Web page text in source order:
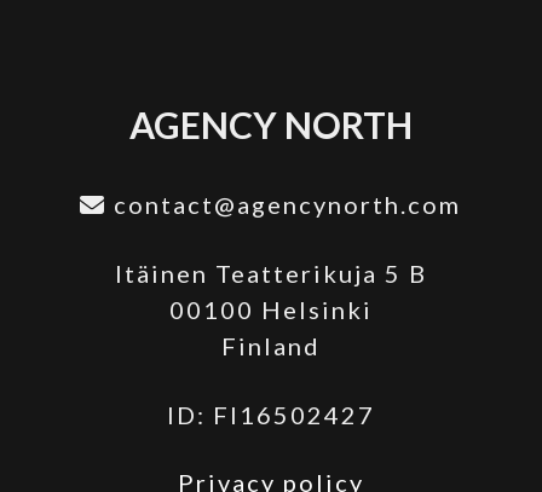
AGENCY NORTH
contact@agencynorth.com
Itäinen Teatterikuja 5 B
00100 Helsinki
Finland
ID: FI16502427
Privacy policy